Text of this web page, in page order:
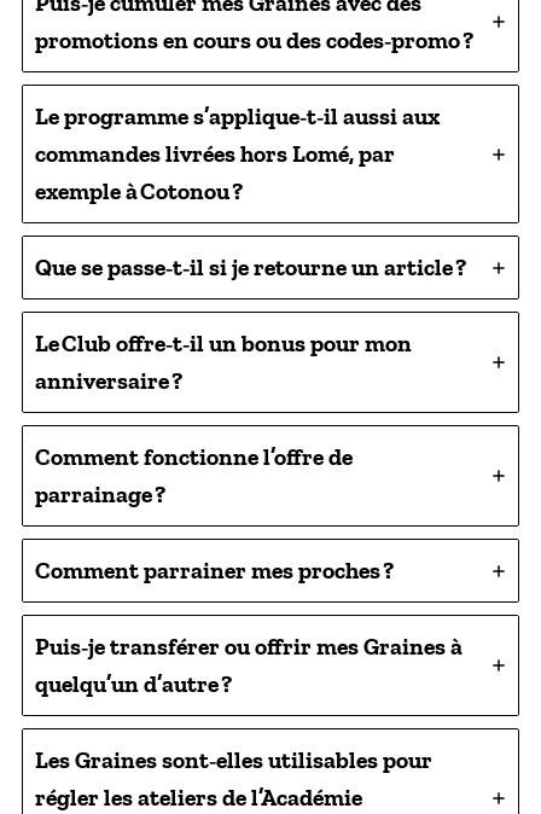
promotions en cours ou des codes‑promo ?
Le programme s’applique‑t‑il aussi aux
commandes livrées hors Lomé, par
exemple à Cotonou ?
Que se passe‑t‑il si je retourne un article ?
Le Club offre‑t‑il un bonus pour mon
anniversaire ?
Comment fonctionne l’offre de
parrainage ?
Comment parrainer mes proches ?
Puis‑je transférer ou offrir mes Graines à
quelqu’un d’autre ?
Les Graines sont‑elles utilisables pour
régler les ateliers de l’Académie